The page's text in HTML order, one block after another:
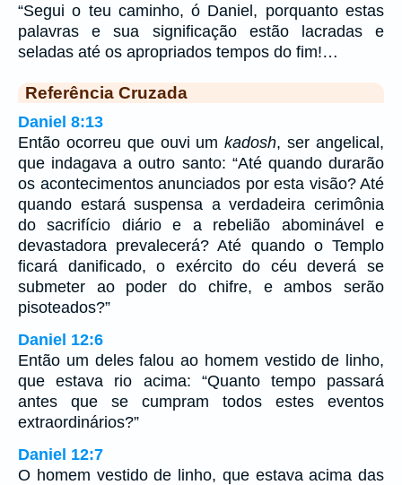
“Segui o teu caminho, ó Daniel, porquanto estas
palavras e sua significação estão lacradas e
seladas até os apropriados tempos do fim!…
Referência Cruzada
Daniel 8:13
Então ocorreu que ouvi umkadosh, ser angelical,
que indagava a outro santo: “Até quando durarão
os acontecimentos anunciados por esta visão? Até
quando estará suspensa a verdadeira cerimônia
do sacrifício diário e a rebelião abominável e
devastadora prevalecerá? Até quando o Templo
ficará danificado, o exército do céu deverá se
submeter ao poder do chifre, e ambos serão
pisoteados?”
Daniel 12:6
Então um deles falou ao homem vestido de linho,
que estava rio acima: “Quanto tempo passará
antes que se cumpram todos estes eventos
extraordinários?”
Daniel 12:7
O homem vestido de linho, que estava acima das